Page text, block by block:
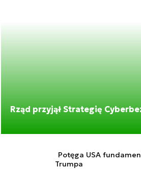
Rząd przyjął Strategię
Potęga USA
Trumpa